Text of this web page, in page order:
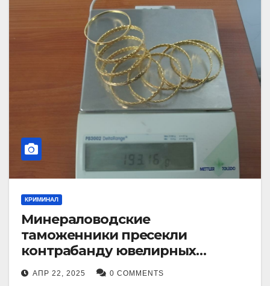
КРИМИНАЛ
Минераловодские
таможенники пресекли
контрабанду ювелирных
изделий на 2 млн рублей
АПР 22, 2025 0 COMMENTS